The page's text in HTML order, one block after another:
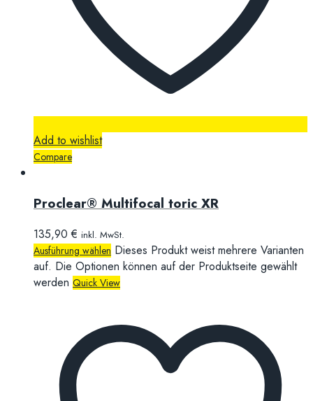
Add to wishlist
Compare
Proclear® Multifocal toric XR
135,90€ inkl. MwSt.
Ausführung wählen Dieses Produkt weist mehrere Varianten
auf. Die Optionen können auf der Produktseite gewählt
werden Quick View